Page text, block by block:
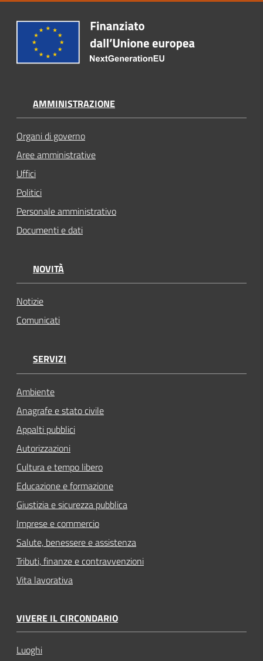
AMMINISTRAZIONE
Organi di governo
Aree amministrative
Uffici
Politici
Personale amministrativo
Documenti e dati
NOVITÀ
Notizie
Comunicati
SERVIZI
Ambiente
Anagrafe e stato civile
Appalti pubblici
Autorizzazioni
Cultura e tempo libero
Educazione e formazione
Giustizia e sicurezza pubblica
Imprese e commercio
Salute, benessere e assistenza
Tributi, finanze e contravvenzioni
Vita lavorativa
VIVERE IL CIRCONDARIO
Luoghi